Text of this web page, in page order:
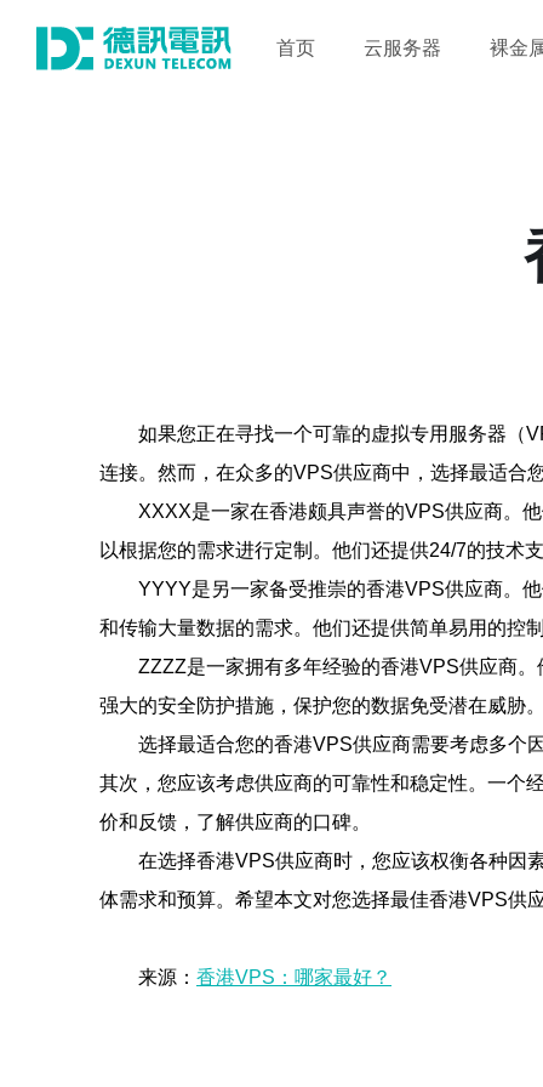
首页 云服务器 裸金
如果您正在寻找一个可靠的虚拟专用服务器（
连接。然而，在众多的VPS供应商中，选择最适合
XXXX是一家在香港颇具声誉的VPS供应商。
以根据您的需求进行定制。他们还提供24/7的技术
YYYY是另一家备受推崇的香港VPS供应商。
和传输大量数据的需求。他们还提供简单易用的控
ZZZZ是一家拥有多年经验的香港VPS供应商
强大的安全防护措施，保护您的数据免受潜在威胁
选择最适合您的香港VPS供应商需要考虑多个
其次，您应该考虑供应商的可靠性和稳定性。一个
价和反馈，了解供应商的口碑。
在选择香港VPS供应商时，您应该权衡各种因
体需求和预算。希望本文对您选择最佳香港VPS供
来源： 香港VPS：哪家最好？